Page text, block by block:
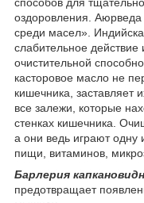
способов для
оздоровления. Аюрведа
среди масел».
слабительное
очистительной
касторовое масло не
кишечника, заставляет
все залежи, которые
стенках кишечника.
а они ведь играют одну
пищи, витаминов,
Барлерия
предотвращает